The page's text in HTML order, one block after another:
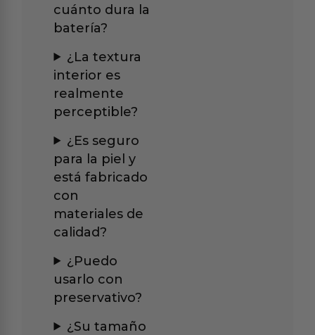
cuánto dura la
batería?
¿La textura
interior es
realmente
perceptible?
¿Es seguro
para la piel y
está fabricado
con
materiales de
calidad?
¿Puedo
usarlo con
preservativo?
¿Su tamaño